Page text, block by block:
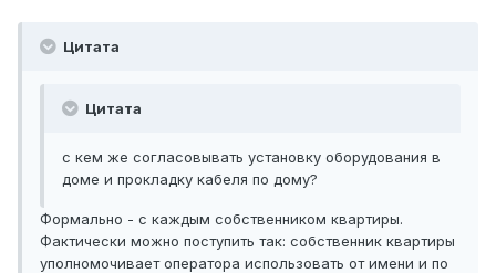
Цитата
Цитата
с кем же согласовывать установку оборудования в
доме и прокладку кабеля по дому?
Формально - с каждым собственником квартиры.
Фактически можно поступить так: собственник квартиры
уполномочивает оператора использовать от имени и по